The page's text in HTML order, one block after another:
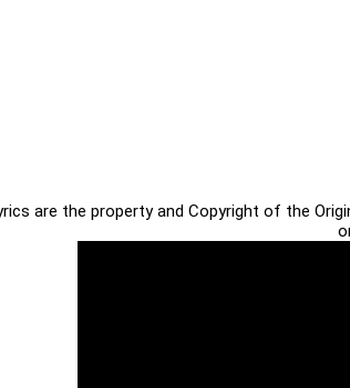
are the property and Copyright of the